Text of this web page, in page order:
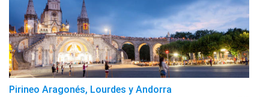
Pirineo Aragonés, Lourdes y Andorra